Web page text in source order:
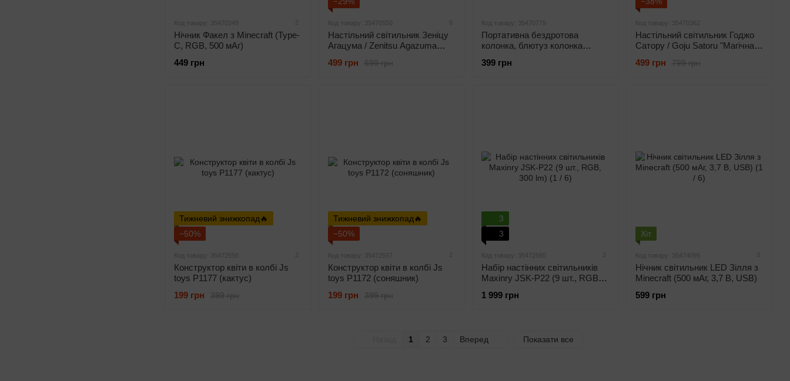
Код товару: 35470349
Нічник Факел з Minecraft (Type-
C, RGB, 500 мАг)
449 грн
Код товару: 35470550
Настільний світильник Зеніцу
Агацума / Zenitsu Agazuma
699 грн
499 грн
Код товару: 35470779
Портативна бездротова
колонка, блютуз колонка
900 мАг, 3 Вт, AUX, 1 кнопка
399 грн
Код товару: 35470362
Настільний світильник Годжо
Сатору / Goju Satoru "Магічна
799 грн
499 грн
Тижневий знижкопад🔥
−50%
Код товару: 35472556
Конструктор квіти в колбі Js
toys P1177 (кактус)
399 грн
199 грн
Тижневий знижкопад🔥
−50%
Код товару: 35472557
Конструктор квіти в колбі Js
toys P1172 (соняшник)
399 грн
199 грн
3
3
Код товару: 35472560
Набір настінних світильників
Maxinry JSK-P22 (9 шт., RGB,
1 999 грн
Хіт
Код товару: 35474095
Нічник світильник LED Зілля з
Minecraft (500 мАг, 3,7 В, USB)
599 грн
1 2 3 Вперед Показати все